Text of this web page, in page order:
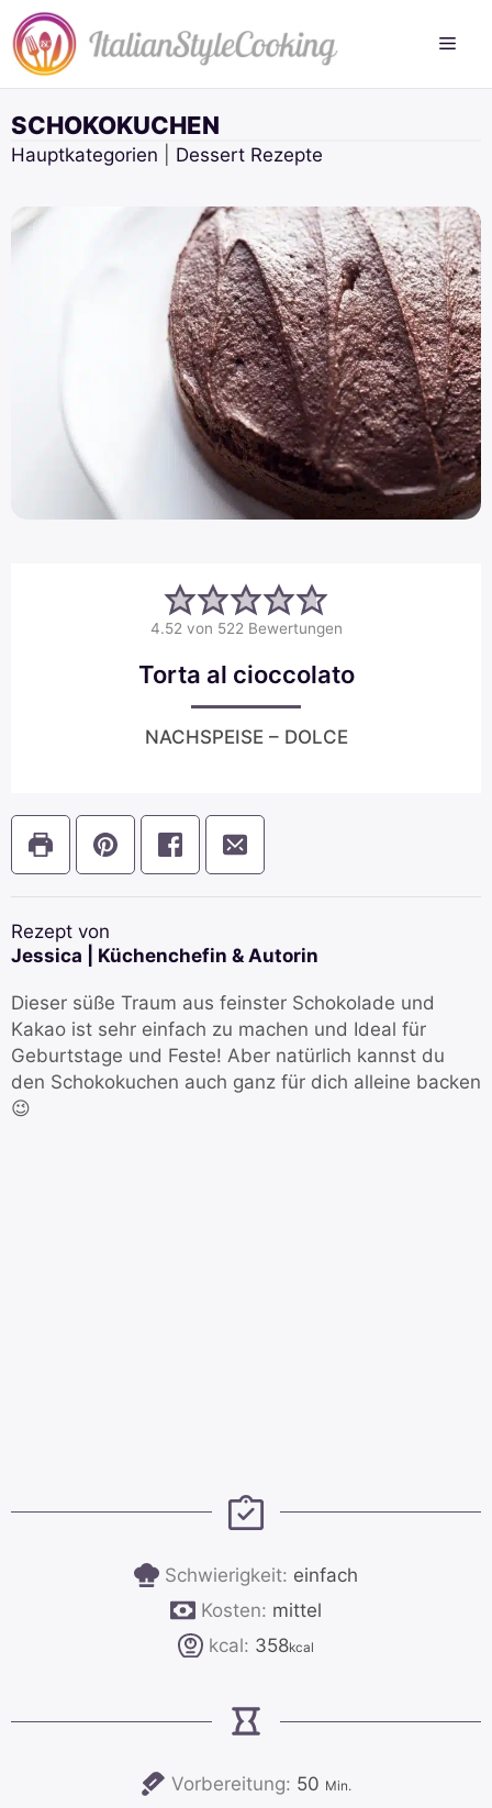
Zum
Inhalt
springen
SCHOKOKUCHEN
Hauptkategorien Dessert Rezepte
4.52 von 522 Bewertungen
Torta al cioccolato
NACHSPEISE – DOLCE
Rezept von
Jessica | Küchenchefin & Autorin
Dieser süße Traum aus feinster Schokolade und
Kakao ist sehr einfach zu machen und Ideal für
Geburtstage und Feste! Aber natürlich kannst du
den Schokokuchen auch ganz für dich alleine backen
😉
Schwierigkeit: einfach
Kosten: mittel
kcal: 358kcal
Vorbereitung: 50Minuten
Min.